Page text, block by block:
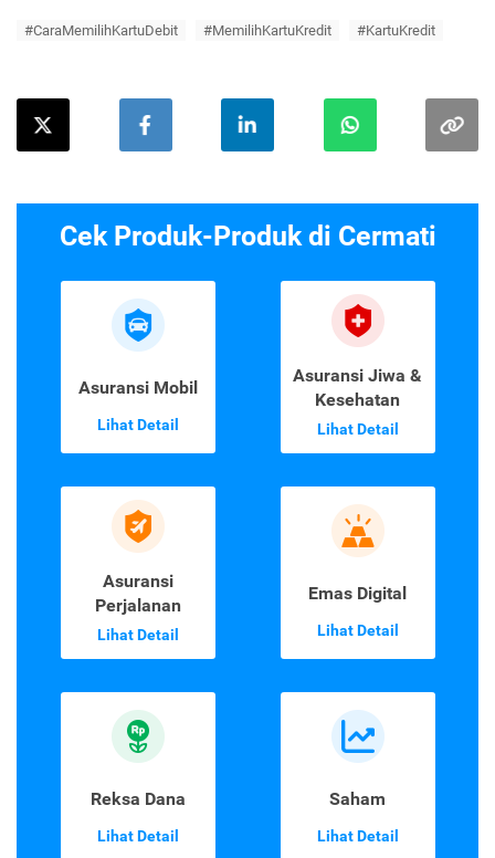
#CaraMemilihKartuDebit #MemilihKartuKredit #KartuKredit
Cek Produk-Produk di Cermati
Asuransi Mobil
Lihat Detail
Asuransi Jiwa &
Kesehatan
Lihat Detail
Asuransi
Perjalanan
Lihat Detail
Emas Digital
Lihat Detail
Reksa Dana
Lihat Detail
Saham
Lihat Detail